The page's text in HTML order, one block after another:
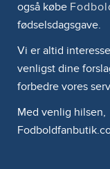
også købe
fødselsdagsgave.
Vi er altid
venligst dine
forbedre vores
Med venlig hilsen,